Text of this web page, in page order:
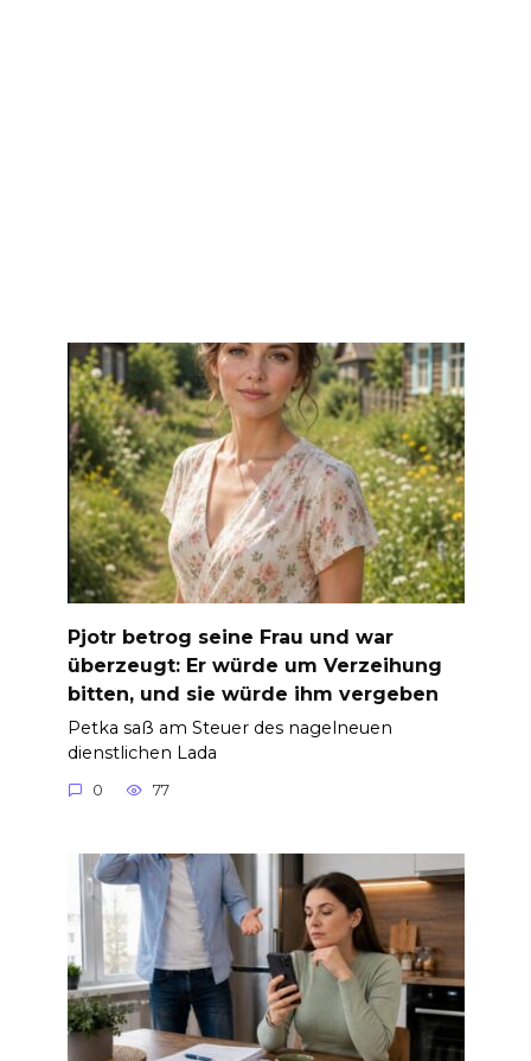
Pjotr betrog seine Frau und war
überzeugt: Er würde um Verzeihung
bitten, und sie würde ihm vergeben
Petka saß am Steuer des nagelneuen
dienstlichen Lada
0 77